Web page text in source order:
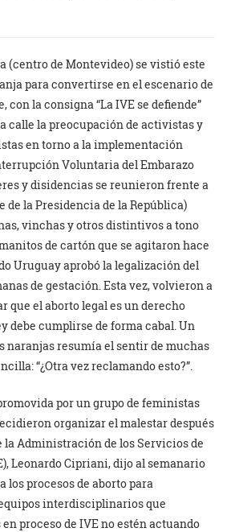
(centro de Montevideo) se vistió este
para convertirse en el escenario de
la consigna “La IVE se defiende”
calle la preocupación de activistas y
en torno a la implementación
Voluntaria del Embarazo
y disidencias se reunieron frente a
de la Presidencia de la República)
vinchas y otros distintivos a tono
de cartón que se agitaron hace
Uruguay aprobó la legalización del
de gestación. Esta vez, volvieron a
que el aborto legal es un derecho
debe cumplirse de forma cabal. Un
naranjas resumía el sentir de muchas
“¿Otra vez reclamando esto?”.
por un grupo de feministas
organizar el malestar después
la Administración de los Servicios de
Leonardo Cipriani, dijo al semanario
los procesos de aborto para
interdisciplinarios que
proceso de IVE no estén actuando